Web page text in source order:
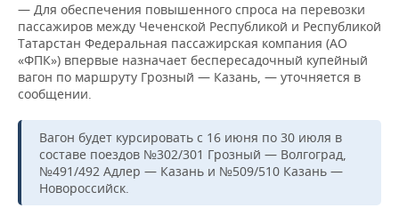
КИБЕРСПОРТ
ФИГУРНОЕ КАТАНИЕ
ВОДНЫЕ ВИДЫ СПОРТА
ХОККЕЙ С МЯЧОМ
КУЛЬТУРА
МЕДИЦИНА
ОБРАЗОВАНИЕ
ПРОИСШЕСТВИЯ
СПИСОК КОМПАНИЙ
— Для обеспечения повышенного спроса на перевозки
пассажиров между Чеченской Республикой и Республикой
Татарстан Федеральная пассажирская компания (АО
«ФПК») впервые назначает беспересадочный купейный
вагон по маршруту Грозный — Казань, — уточняется в
сообщении.
Вагон будет курсировать с 16 июня по 30 июля в
составе поездов №302/301 Грозный — Волгоград,
№491/492 Адлер — Казань и №509/510 Казань —
Новороссийск.